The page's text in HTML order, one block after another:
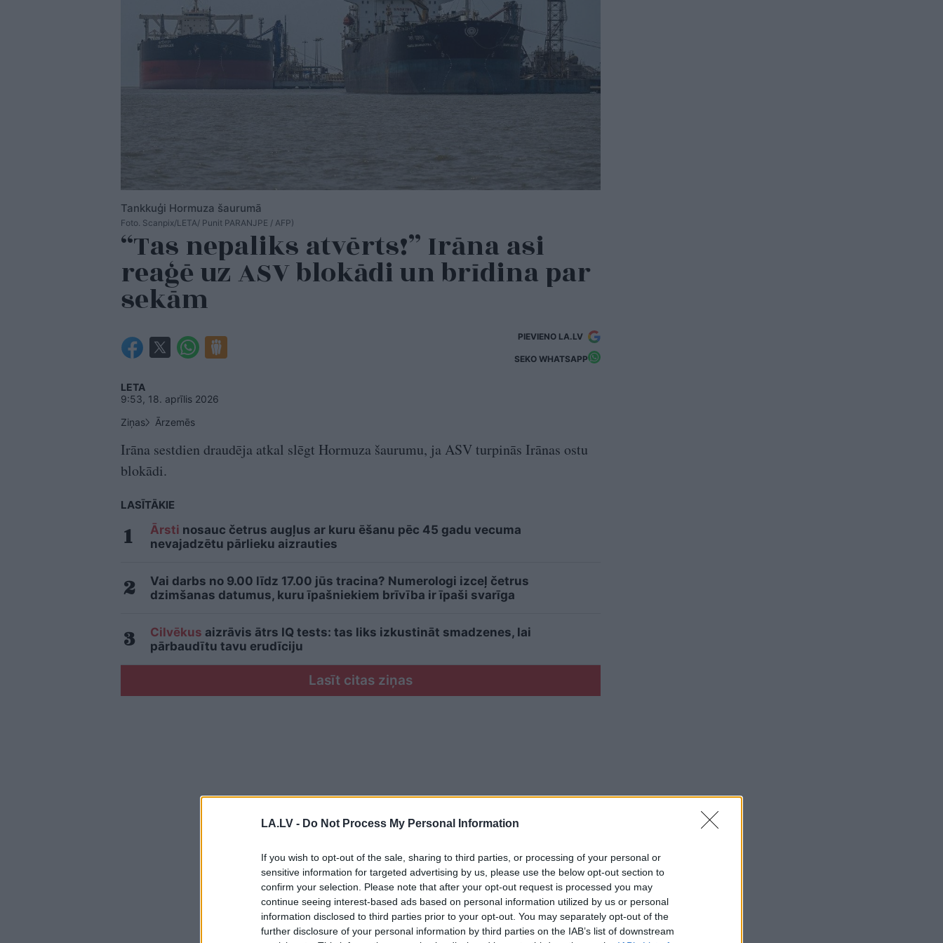
LA.LV - Do Not Process My Personal Information
If you wish to opt-out of the sale, sharing to third parties, or processing of your personal or
sensitive information for targeted advertising by us, please use the below opt-out section to
confirm your selection. Please note that after your opt-out request is processed you may
continue seeing interest-based ads based on personal information utilized by us or personal
information disclosed to third parties prior to your opt-out. You may separately opt-out of the
further disclosure of your personal information by third parties on the IAB’s list of downstream
Tankkuģi Hormuza šaurumā
Foto. Scanpix/LETA/ Punit PARANJPE / AFP)
“Tas nepaliks atvērts!” Irāna asi
reaģē uz ASV blokādi un brīdina par
sekām
PIEVIENO LA.LV
SEKO WHATSAPP
LETA
9:53, 18. aprīlis 2026
Ziņas
Ārzemēs
Irāna sestdien draudēja atkal slēgt Hormuza šaurumu, ja ASV turpinās Irānas ostu
blokādi.
LASĪTĀKIE
Ārsti nosauc četrus augļus ar kuru ēšanu pēc 45 gadu vecuma
nevajadzētu pārlieku aizrauties
Vai darbs no 9.00 līdz 17.00 jūs tracina? Numerologi izceļ četrus
dzimšanas datumus, kuru īpašniekiem brīvība ir īpaši svarīga
Cilvēkus aizrāvis ātrs IQ tests: tas liks izkustināt smadzenes, lai
pārbaudītu tavu erudīciju
Lasīt citas ziņas